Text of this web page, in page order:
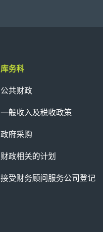
库务科
公共财政
一般收入及税收政策
政府采购
财政相关的计划
接受财务顾问服务公司登记